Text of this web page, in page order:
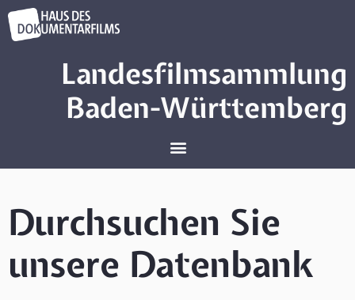
Landesfilmsammlung
Baden-Württemberg
Durchsuchen Sie
unsere Datenbank